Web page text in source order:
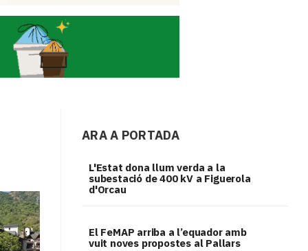
ARA A PORTADA
L'Estat dona llum verda a la
subestació de 400 kV a Figuerola
d'Orcau
El FeMAP arriba a l’equador amb
vuit noves propostes al Pallars